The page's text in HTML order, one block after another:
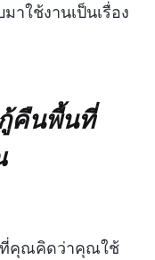
าใช้งานเป็นเรื่อง
คืนพื้นที่
คุณคิดว่าคุณใช้